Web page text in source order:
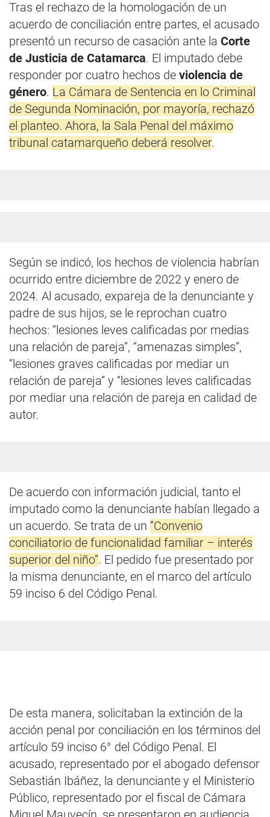
Tras el rechazo de la homologación de un
acuerdo de conciliación entre partes, el acusado
presentó un recurso de casación ante la Corte
de Justicia de Catamarca. El imputado debe
responder por cuatro hechos de violencia de
género. La Cámara de Sentencia en lo Criminal
de Segunda Nominación, por mayoría, rechazó
el planteo. Ahora, la Sala Penal del máximo
tribunal catamarqueño deberá resolver.
Según se indicó, los hechos de violencia habrían
ocurrido entre diciembre de 2022 y enero de
2024. Al acusado, expareja de la denunciante y
padre de sus hijos, se le reprochan cuatro
hechos: “lesiones leves calificadas por medias
una relación de pareja”, “amenazas simples”,
“lesiones graves calificadas por mediar un
relación de pareja” y “lesiones leves calificadas
por mediar una relación de pareja en calidad de
autor.
De acuerdo con información judicial, tanto el
imputado como la denunciante habían llegado a
un acuerdo. Se trata de un “Convenio
conciliatorio de funcionalidad familiar – interés
superior del niño”. El pedido fue presentado por
la misma denunciante, en el marco del artículo
59 inciso 6 del Código Penal.
De esta manera, solicitaban la extinción de la
acción penal por conciliación en los términos del
artículo 59 inciso 6° del Código Penal. El
acusado, representado por el abogado defensor
Sebastián Ibáñez, la denunciante y el Ministerio
Público, representado por el fiscal de Cámara